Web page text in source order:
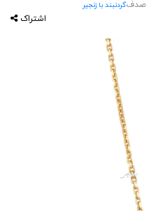
صدفگردنبند با زنجیر
اشتراک